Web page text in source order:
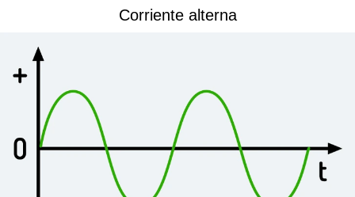
Corriente alterna